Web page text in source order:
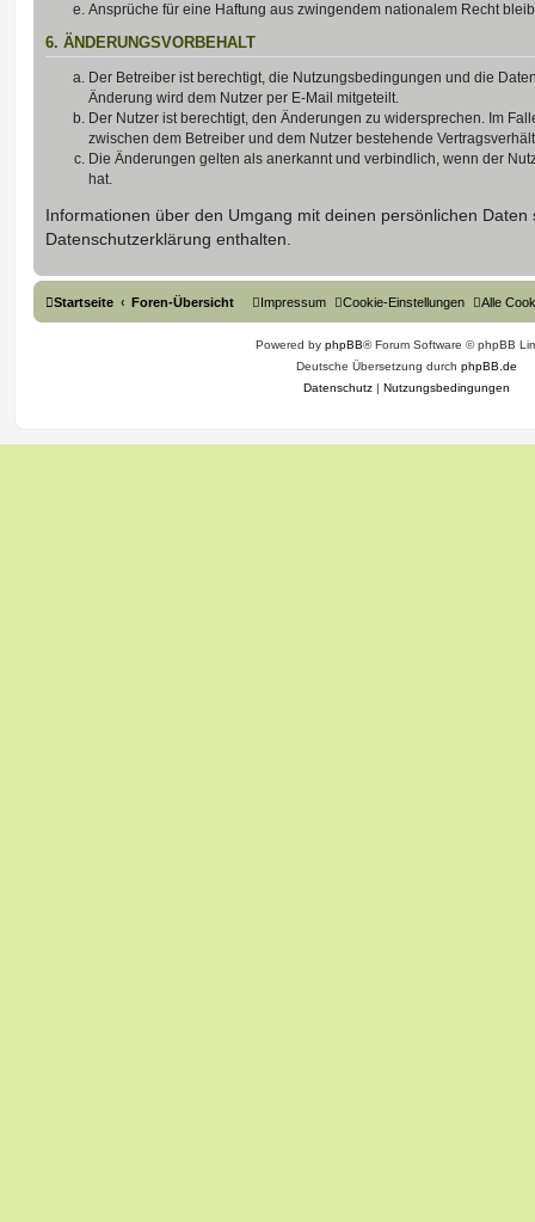
Ansprüche für eine Haftung aus zwingendem nationalem Recht
6. ÄNDERUNGSVORBEHALT
Der Betreiber ist berechtigt, die Nutzungsbedingungen und die
Änderung wird dem Nutzer per E-Mail mitgeteilt.
Der Nutzer ist berechtigt, den Änderungen zu widersprechen. Im
zwischen dem Betreiber und dem Nutzer bestehende
Die Änderungen gelten als anerkannt und verbindlich, wenn der
hat.
Informationen über den Umgang mit deinen persönlichen Daten
Datenschutzerklärung enthalten.
Startseite Foren-Übersicht Alle
Cookie-Einstellungen
Impressum
Powered by phpBB® Forum Software © phpBB
Deutsche Übersetzung durch phpBB.de
Datenschutz | Nutzungsbedingungen